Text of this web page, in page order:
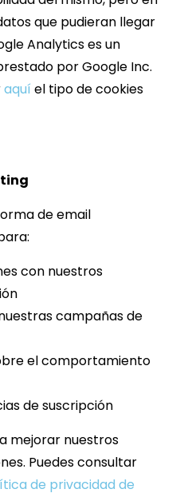
que pudieran llegar
Analytics es un
por Google Inc.
aquí el tipo de cookies
de email
con nuestros
campañas de
el comportamiento
de suscripción
mejorar nuestros
Puedes consultar
de privacidad de